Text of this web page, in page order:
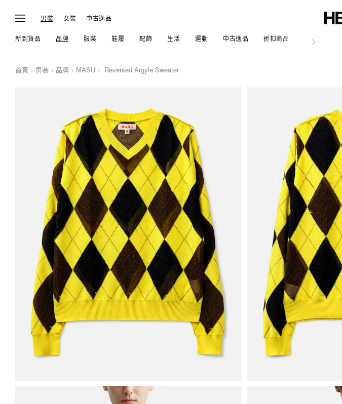
男裝 女裝 中古逸品
新到貨品 品牌 服裝 鞋履 配飾 生活 運動 中古逸品 折扣商品 文章
首頁 男裝 品牌 MASU Reversed Argyle Sweater